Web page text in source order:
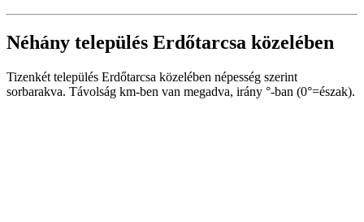
Néhány település Erdőtarcsa közelében
Tizenkét település Erdőtarcsa közelében népesség szerint
sorbarakva. Távolság km-ben van megadva, irány °-ban (0°=észak).